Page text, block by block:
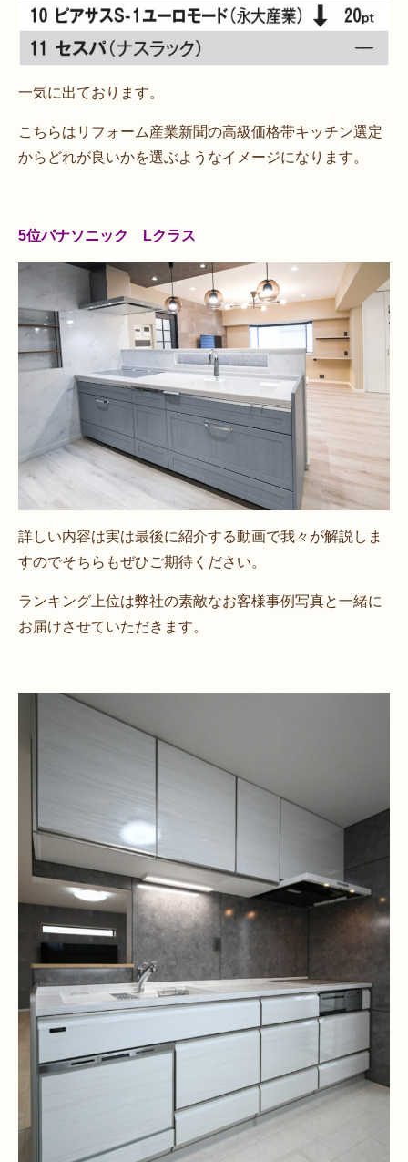
一気に出ております。
こちらはリフォーム産業新聞の高級価格帯キッチン選定
からどれが良いかを選ぶようなイメージになります。
5位パナソニック Lクラス
詳しい内容は実は最後に紹介する動画で我々が解説しま
すのでそちらもぜひご期待ください。
ランキング上位は弊社の素敵なお客様事例写真と一緒に
お届けさせていただきます。